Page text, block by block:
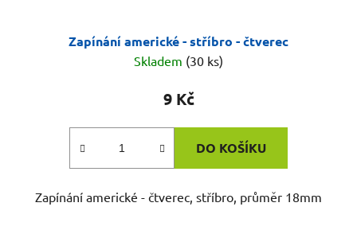
Zapínání americké - stříbro - čtverec
Skladem (30 ks)
9 Kč
DO KOŠÍKU
Zapínání americké - čtverec, stříbro, průměr 18mm